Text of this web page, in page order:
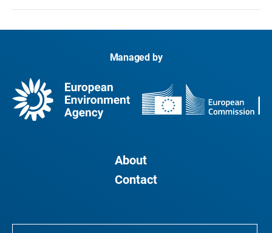
Managed by
About
Contact